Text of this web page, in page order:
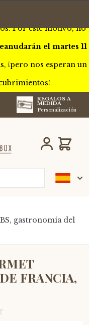
para conocer a
Por este motivo, no
el martes 11
¡pero nos esperan un
REGALOS A
MEDIDA
Personalización
Carro
gastronomía del
FRANCIA,